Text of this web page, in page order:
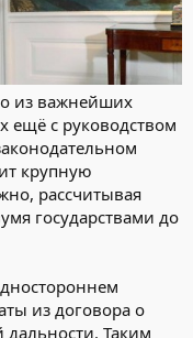
из важнейших
ещё с руководством
крупную
рассчитывая
государствами до
из договора о
Таким